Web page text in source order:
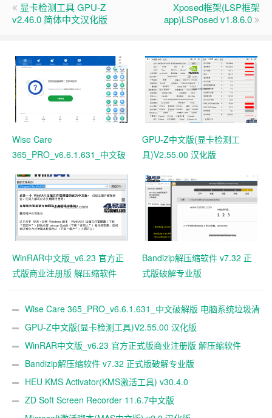
显卡检测工具 GPU-Z
v2.46.0 简体中文汉化版
Xposed框架(LSP框架
app)LSPosed v1.8.6.0
Wise Care
365_PRO_v6.6.1.631_中文破
GPU-Z中文版(显卡检测工
具)V2.55.00 汉化版
WinRAR中文版_v6.23 官方正
式版商业注册版 解压缩软件
Bandizip解压缩软件 v7.32 正
式版破解专业版
Wise Care 365_PRO_v6.6.1.631_中文破解版 电脑系统垃圾清
理软件GPU-Z中文版(显卡检测工具)V2.55.00 汉化版
WinRAR中文版_v6.23 官方正式版商业注册版 解压缩软件
Bandizip解压缩软件 v7.32 正式版破解专业版
HEU KMS Activator(KMS激活工具) v30.4.0
ZD Soft Screen Recorder 11.6.7中文版